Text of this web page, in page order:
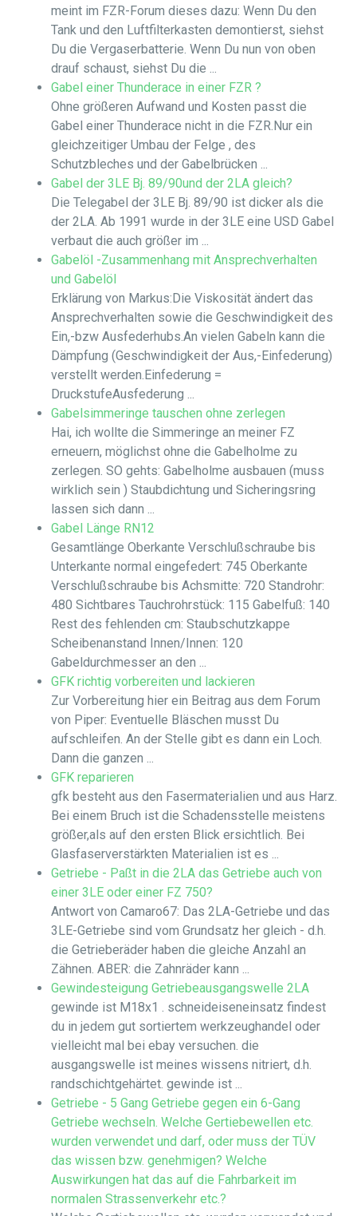
meint im FZR-Forum dieses dazu: Wenn Du den
Tank und den Luftfilterkasten demontierst, siehst
Du die Vergaserbatterie. Wenn Du nun von oben
drauf schaust, siehst Du die ...
Gabel einer Thunderace in einer FZR ?
Ohne größeren Aufwand und Kosten passt die
Gabel einer Thunderace nicht in die FZR.Nur ein
gleichzeitiger Umbau der Felge , des
Schutzbleches und der Gabelbrücken ...
Gabel der 3LE Bj. 89/90und der 2LA gleich?
Die Telegabel der 3LE Bj. 89/90 ist dicker als die
der 2LA. Ab 1991 wurde in der 3LE eine USD Gabel
verbaut die auch größer im ...
Gabelöl -Zusammenhang mit Ansprechverhalten
und Gabelöl
Erklärung von Markus:Die Viskosität ändert das
Ansprechverhalten sowie die Geschwindigkeit des
Ein,-bzw Ausfederhubs.An vielen Gabeln kann die
Dämpfung (Geschwindigkeit der Aus,-Einfederung)
verstellt werden.Einfederung =
DruckstufeAusfederung ...
Gabelsimmeringe tauschen ohne zerlegen
Hai, ich wollte die Simmeringe an meiner FZ
erneuern, möglichst ohne die Gabelholme zu
zerlegen. SO gehts: Gabelholme ausbauen (muss
wirklich sein ) Staubdichtung und Sicheringsring
lassen sich dann ...
Gabel Länge RN12
Gesamtlänge Oberkante Verschlußschraube bis
Unterkante normal eingefedert: 745 Oberkante
Verschlußschraube bis Achsmitte: 720 Standrohr:
480 Sichtbares Tauchrohrstück: 115 Gabelfuß: 140
Rest des fehlenden cm: Staubschutzkappe
Scheibenanstand Innen/Innen: 120
Gabeldurchmesser an den ...
GFK richtig vorbereiten und lackieren
Zur Vorbereitung hier ein Beitrag aus dem Forum
von Piper: Eventuelle Bläschen musst Du
aufschleifen. An der Stelle gibt es dann ein Loch.
Dann die ganzen ...
GFK reparieren
gfk besteht aus den Fasermaterialien und aus Harz.
Bei einem Bruch ist die Schadensstelle meistens
größer,als auf den ersten Blick ersichtlich. Bei
Glasfaserverstärkten Materialien ist es ...
Getriebe - Paßt in die 2LA das Getriebe auch von
einer 3LE oder einer FZ 750?
Antwort von Camaro67: Das 2LA-Getriebe und das
3LE-Getriebe sind vom Grundsatz her gleich - d.h.
die Getrieberäder haben die gleiche Anzahl an
Zähnen. ABER: die Zahnräder kann ...
Gewindesteigung Getriebeausgangswelle 2LA
gewinde ist M18x1 . schneideiseneinsatz findest
du in jedem gut sortiertem werkzeughandel oder
vielleicht mal bei ebay versuchen. die
ausgangswelle ist meines wissens nitriert, d.h.
randschichtgehärtet. gewinde ist ...
Getriebe - 5 Gang Getriebe gegen ein 6-Gang
Getriebe wechseln. Welche Gertiebewellen etc.
wurden verwendet und darf, oder muss der TÜV
das wissen bzw. genehmigen? Welche
Auswirkungen hat das auf die Fahrbarkeit im
normalen Strassenverkehr etc.?